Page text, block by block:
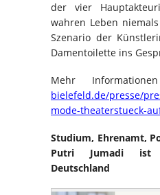
der vier
wahren Leben
Szenario der
Damentoilette ins
Mehr
bielefeld.de/presse/
mode-theaterstueck-
Studium, Ehrenamt,
Putri Jumadi ist
Deutschland